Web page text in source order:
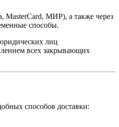
MasterCard, МИР), а также через
способы.
лиц
всех закрывающих
способов доставки: